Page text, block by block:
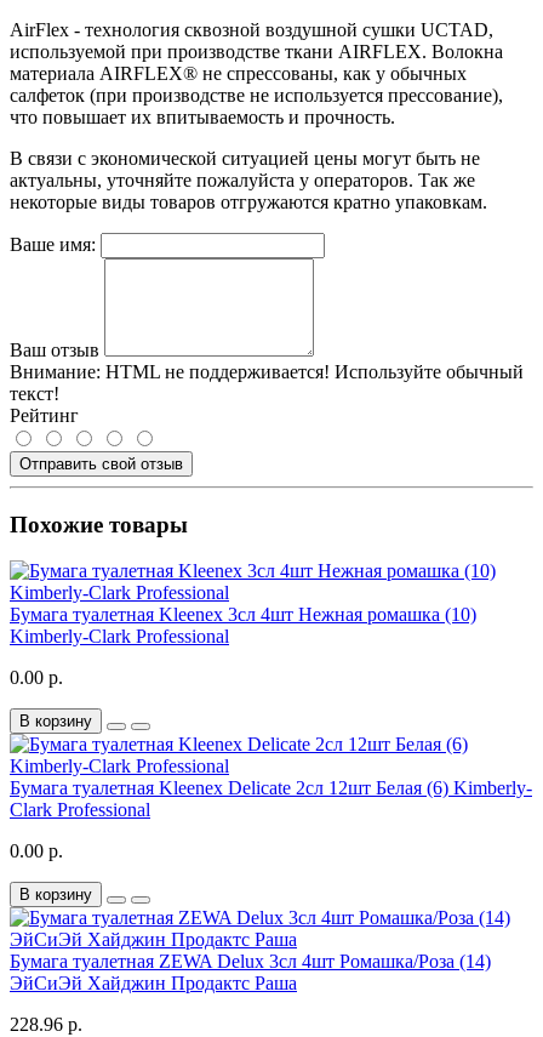
AirFlex - технология сквозной воздушной сушки UCTAD,
используемой при производстве ткани AIRFLEX. Волокна
материала AIRFLEX® не спрессованы, как у обычных
салфеток (при производстве не используется прессование),
что повышает их впитываемость и прочность.
В связи с экономической ситуацией цены могут быть не
актуальны, уточняйте пожалуйста у операторов. Так же
некоторые виды товаров отгружаются кратно упаковкам.
Ваше имя:
Ваш отзыв
Внимание: HTML не поддерживается! Используйте обычный
текст!
Рейтинг
Отправить свой отзыв
Похожие товары
Бумага туалетная Kleenex 3сл 4шт Нежная ромашка (10)
Kimberly-Clark Professional
0.00 р.
В корзину
Бумага туалетная Kleenex Delicate 2сл 12шт Белая (6) Kimberly-
Clark Professional
0.00 р.
В корзину
Бумага туалетная ZEWA Delux 3сл 4шт Ромашка/Роза (14)
ЭйСиЭй Хайджин Продактс Раша
228.96 р.